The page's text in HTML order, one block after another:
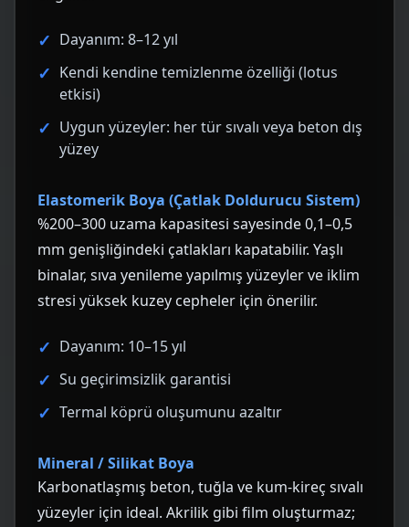
Dayanım: 8–12 yıl
Kendi kendine temizlenme özelliği (lotus
etkisi)
Uygun yüzeyler: her tür sıvalı veya beton dış
yüzey
Elastomerik Boya (Çatlak Doldurucu Sistem)
%200–300 uzama kapasitesi sayesinde 0,1–0,5
mm genişliğindeki çatlakları kapatabilir. Yaşlı
binalar, sıva yenileme yapılmış yüzeyler ve iklim
stresi yüksek kuzey cepheler için önerilir.
Dayanım: 10–15 yıl
Su geçirimsizlik garantisi
Termal köprü oluşumunu azaltır
Mineral / Silikat Boya
Karbonatlaşmış beton, tuğla ve kum-kireç sıvalı
yüzeyler için ideal. Akrilik gibi film oluşturmaz;